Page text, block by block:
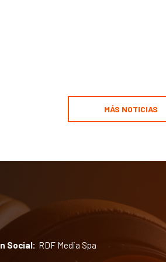
MÁS NOTICIAS
Social: RDF Media Spa